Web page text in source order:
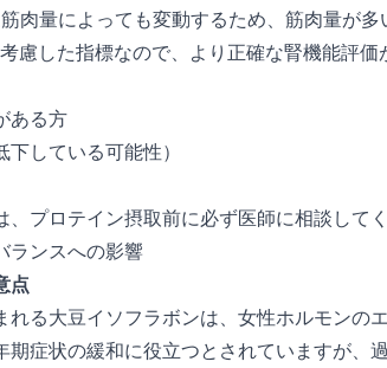
肉量によっても変動するため、筋肉量が多
慮した指標なので、より正確な腎機能評価
ある方
している可能性）
プロテイン摂取前に必ず医師に相談してく
ランスへの影響
点
れる大豆イソフラボンは、女性ホルモンの
症状の緩和に役立つとされていますが、